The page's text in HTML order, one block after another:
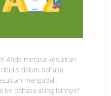
Anda merasa kesulitan
dalam bahasa
mengubah
ke bahasa asing lainnya?